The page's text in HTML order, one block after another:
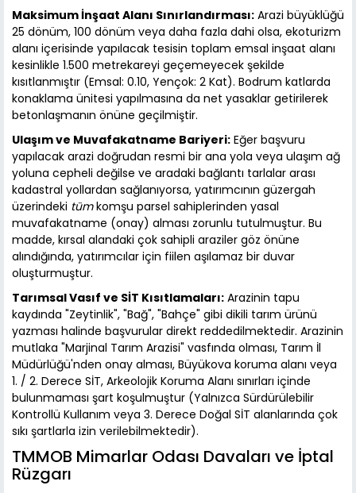
Maksimum İnşaat Alanı Sınırlandırması: Arazi büyüklüğü
25 dönüm, 100 dönüm veya daha fazla dahi olsa, ekoturizm
alanı içerisinde yapılacak tesisin toplam emsal inşaat alanı
kesinlikle 1.500 metrekareyi geçemeyecek şekilde
kısıtlanmıştır (Emsal: 0.10, Yençok: 2 Kat). Bodrum katlarda
konaklama ünitesi yapılmasına da net yasaklar getirilerek
betonlaşmanın önüne geçilmiştir.
Ulaşım ve Muvafakatname Bariyeri: Eğer başvuru
yapılacak arazi doğrudan resmi bir ana yola veya ulaşım ağ
yoluna cepheli değilse ve aradaki bağlantı tarlalar arası
kadastral yollardan sağlanıyorsa, yatırımcının güzergah
üzerindeki tümkomşu parsel sahiplerinden yasal
muvafakatname (onay) alması zorunlu tutulmuştur. Bu
madde, kırsal alandaki çok sahipli araziler göz önüne
alındığında, yatırımcılar için fiilen aşılamaz bir duvar
oluşturmuştur.
Tarımsal Vasıf ve SİT Kısıtlamaları: Arazinin tapu
kaydında "Zeytinlik", "Bağ", "Bahçe" gibi dikili tarım ürünü
yazması halinde başvurular direkt reddedilmektedir. Arazinin
mutlaka "Marjinal Tarım Arazisi" vasfında olması, Tarım İl
Müdürlüğü'nden onay alması, Büyükova koruma alanı veya
1. / 2. Derece SİT, Arkeolojik Koruma Alanı sınırları içinde
bulunmaması şart koşulmuştur (Yalnızca Sürdürülebilir
Kontrollü Kullanım veya 3. Derece Doğal SİT alanlarında çok
sıkı şartlarla izin verilebilmektedir).
TMMOB Mimarlar Odası Davaları ve İptal
Rüzgarı